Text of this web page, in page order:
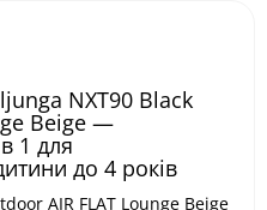
NXT90 Black
Beige —
1 для
до 4 років
AIR FLAT Lounge Beige